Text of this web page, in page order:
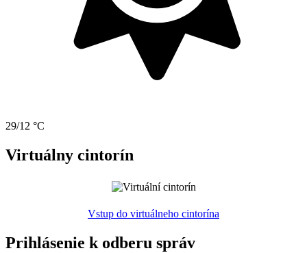
29/12 °C
Virtuálny cintorín
Vstup do virtuálneho cintorína
Prihlásenie k odberu správ